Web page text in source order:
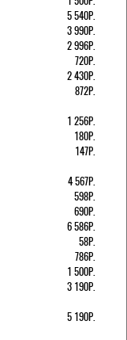
5 540Р.
3 990Р.
2 996Р.
720Р.
2 430Р.
872Р.
1 256Р.
180Р.
147Р.
4 567Р.
598Р.
690Р.
6 586Р.
58Р.
786Р.
1 500Р.
3 190Р.
5 190Р.